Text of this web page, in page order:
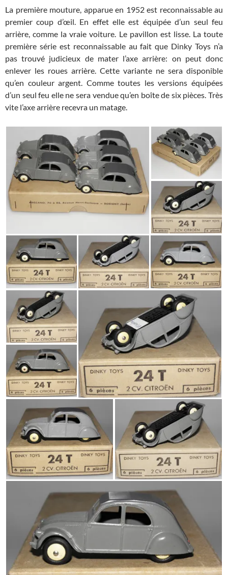
La première mouture, apparue en 1952 est reconnaissable au
premier coup d’œil. En effet elle est équipée d’un seul feu
arrière, comme la vraie voiture. Le pavillon est lisse. La toute
première série est reconnaissable au fait que Dinky Toys n’a
pas trouvé judicieux de mater l’axe arrière: on peut donc
enlever les roues arrière. Cette variante ne sera disponible
qu’en couleur argent. Comme toutes les versions équipées
d’un seul feu elle ne sera vendue qu’en boîte de six pièces. Très
vite l’axe arrière recevra un matage.